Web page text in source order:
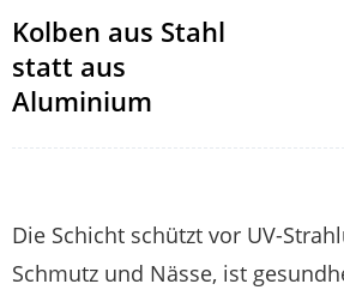
Kolben aus Stahl
statt aus
Aluminium
Die Schicht schützt vor UV-
Schmutz und Nässe, ist